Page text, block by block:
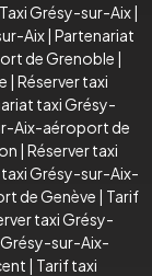
Taxi Grésy-sur-Aix|
Aix| Partenariat
de Grenoble |
| Réserver taxi
taxi Grésy-
Aix-aéroport de
| Réserver taxi
Grésy-sur-Aix-
de Genève | Tarif
taxi Grésy-
sur-Aix-
| Tarif taxi